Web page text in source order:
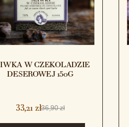
W CZEKOLADZIE
DESEROWEJ 150G
36,90 zł
33,21 zł